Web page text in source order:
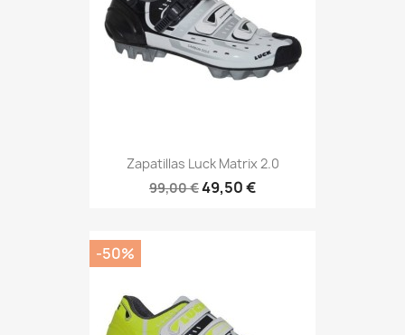
Zapatillas Luck Matrix 2.0
99,00 €49,50 €
-50%